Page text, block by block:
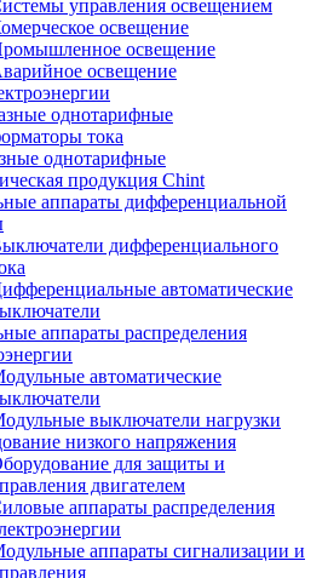
управления освещением
освещение
освещение
освещение
однотарифные
тока
однотарифные
продукция Chint
аппараты дифференциальной
дифференциального
автоматические
аппараты распределения
автоматические
выключатели нагрузки
низкого напряжения
для защиты и
двигателем
аппараты распределения
аппараты сигнализации и